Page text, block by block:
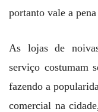
portanto vale a
As lojas de
serviço costumam
fazendo a
comercial na